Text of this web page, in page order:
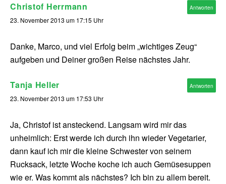
Christof Herrmann
23. November 2013 um 17:15 Uhr
Danke, Marco, und viel Erfolg beim „wichtiges Zeug“
aufgeben und Deiner großen Reise nächstes Jahr.
Antworten
Tanja Heller
23. November 2013 um 17:53 Uhr
Ja, Christof ist ansteckend. Langsam wird mir das
unheimlich: Erst werde ich durch ihn wieder Vegetarier,
dann kauf ich mir die kleine Schwester von seinem
Rucksack, letzte Woche koche ich auch Gemüsesuppen
wie er. Was kommt als nächstes? Ich bin zu allem bereit.
Antworten